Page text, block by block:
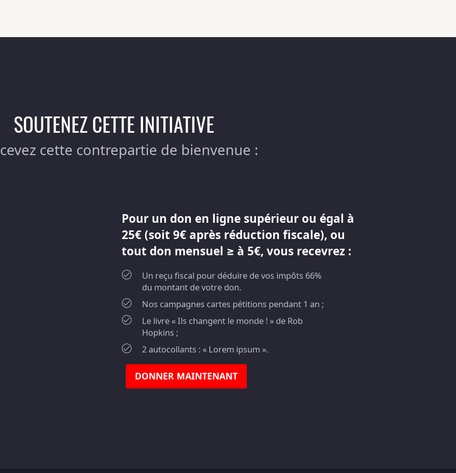
SOUTENEZ CETTE INITIATIVE
cette contrepartie de bienvenue :
Pour un don en ligne supérieur ou égal à
25€ (soit 9€ après réduction fiscale), ou
tout don mensuel ≥ à 5€, vous recevrez :
Un reçu fiscal pour déduire de vos impôts 66%
du montant de votre don.
Nos campagnes cartes pétitions pendant 1 an ;
Le livre « Ils changent le monde ! » de Rob
Hopkins ;
2 autocollants : « Lorem ipsum ».
DONNER MAINTENANT